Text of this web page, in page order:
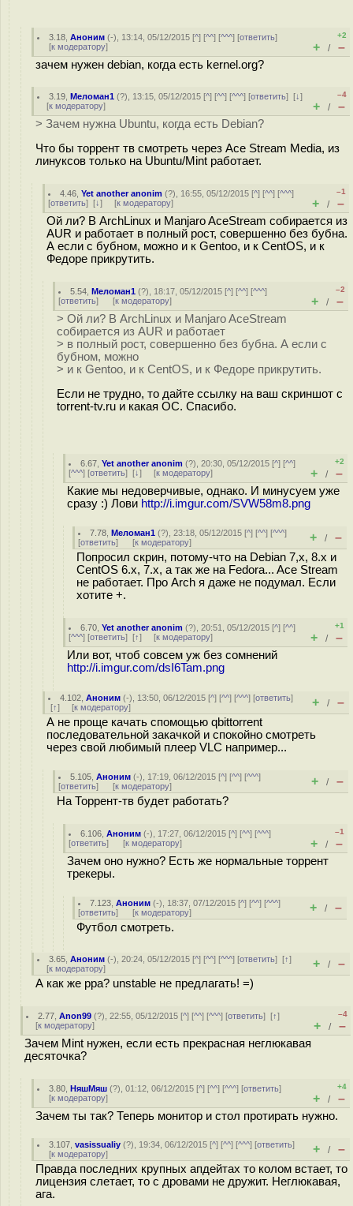
3.18 ,Аноним (-), 13:14, 05/12/2015 [^] [^^] [^^^] [ответить]
[к модератору]
+2
+ / –
зачем нужен debian, когда есть kernel.org?
3.19 ,Меломан1 (?), 13:15, 05/12/2015 [^] [^^] [^^^] [ответить][↓]
[к модератору]
–4
+ / –
> Зачем нужна Ubuntu, когда есть Debian?
Что бы торрент тв смотреть через Ace Stream Media, из
линуксов только на Ubuntu/Mint работает.
4.46 ,Yet another anonim (?), 16:55, 05/12/2015 [^] [^^] [^^^]
[ответить] [↓] [к модератору]
–1
+ / –
Ой ли? В ArchLinux и Manjaro AceStream собирается из
AUR и работает в полный рост, совершенно без бубна.
А если с бубном, можно и к Gentoo, и к CentOS, и к
Федоре прикрутить.
5.54 ,Меломан1 (?), 18:17, 05/12/2015 [^] [^^] [^^^]
[ответить] [к модератору]
–2
+ / –
> Ой ли? В ArchLinux и Manjaro AceStream
собирается из AUR и работает
> в полный рост, совершенно без бубна. А если с
бубном, можно
> и к Gentoo, и к CentOS, и к Федоре прикрутить.
Если не трудно, то дайте ссылку на ваш скриншот с
torrent-tv.ru и какая ОС. Спасибо.
6.67 ,Yet another anonim (?), 20:30, 05/12/2015 [^] [^^]
[^^^] [ответить] [↓] [к модератору]
+2
+ / –
Какие мы недоверчивые, однако. И минусуем уже
сразу :) Лови http://i.imgur.com/SVW58m8.png
7.78 ,Меломан1 (?), 23:18, 05/12/2015 [^] [^^] [^^^]
[ответить] [к модератору] + / –
Попросил скрин, потому-что на Debian 7,x, 8.x и
CentOS 6.x, 7.x, а так же на Fedora... Ace Stream
не работает. Про Arch я даже не подумал. Если
хотите +.
6.70 ,Yet another anonim (?), 20:51, 05/12/2015 [^] [^^]
[^^^] [ответить] [↑] [к модератору]
+1
+ / –
Или вот, чтоб совсем уж без сомнений
http://i.imgur.com/dsI6Tam.png
4.102 ,Аноним (-), 13:50, 06/12/2015 [^] [^^] [^^^] [ответить]
[↑] [к модератору] + / –
А не проще качать спомощью qbittorrent
последовательной закачкой и спокойно смотреть
через свой любимый плеер VLC например...
5.105 ,Аноним (-), 17:19, 06/12/2015 [^] [^^] [^^^]
[ответить] [к модератору] + / –
На Торрент-тв будет работать?
6.106 ,Аноним (-), 17:27, 06/12/2015 [^] [^^] [^^^]
[ответить] [к модератору]
–1
+ / –
Зачем оно нужно? Есть же нормальные торрент
трекеры.
7.123 ,Аноним (-), 18:37, 07/12/2015 [^] [^^] [^^^]
[ответить] [к модератору] + / –
Футбол смотреть.
3.65 ,Аноним (-), 20:24, 05/12/2015 [^] [^^] [^^^] [ответить][↑]
[к модератору] + / –
А как же ppa? unstable не предлагать! =)
2.77 ,Anon99 (?), 22:55, 05/12/2015 [^] [^^] [^^^] [ответить][↑]
[к модератору]
–4
+ / –
Зачем Mint нужен, если есть прекрасная неглюкавая
десяточка?
3.80 ,НяшМяш (?), 01:12, 06/12/2015 [^] [^^] [^^^] [ответить]
[к модератору]
+4
+ / –
Зачем ты так? Теперь монитор и стол протирать нужно.
3.107 ,vasissualiy (?), 19:34, 06/12/2015 [^] [^^] [^^^] [ответить]
[к модератору] + / –
Правда последних крупных апдейтах то колом встает, то
лицензия слетает, то с дровами не дружит. Неглюкавая,
ага.